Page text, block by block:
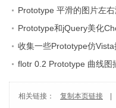
Prototype 平滑的图片左
Prototype和jQuery美化
收集一些Prototype仿Vista
flotr 0.2 Prototype 曲线图
相关链接： 复制本页链接